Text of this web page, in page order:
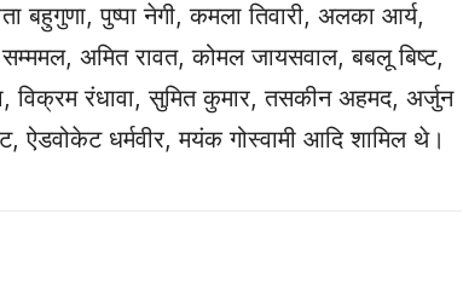
बहुगुणा, पुष्पा नेगी, कमला तिवारी, अलका आर्य,
अमित रावत, कोमल जायसवाल, बबलू बिष्ट,
विक्रम रंधावा, सुमित कुमार, तसकीन अहमद, अर्जुन
धर्मवीर, मयंक गोस्वामी आदि शामिल थे।